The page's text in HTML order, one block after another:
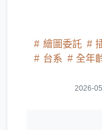
繪圖委託
台系
全年
2026-